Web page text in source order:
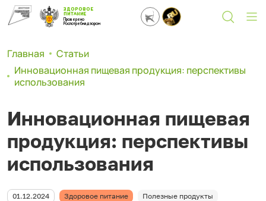
ЗДОРОВОЕ
ПИТАНИЕ
Проверено
Роспотребнадзором
Главная
Статьи
Инновационная пищевая продукция: перспективы
использования
Инновационная пищевая
продукция: перспективы
использования
01.12.2024 Здоровое питание Полезные продукты